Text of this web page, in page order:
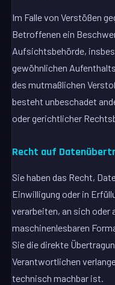
Im Falle von Verstößen
Betroffenen ein
Aufsichtsbehörde,
gewöhnlichen
des mutmaßlichen
besteht unbeschadet
oder gerichtlicher
Recht auf
Sie haben das Recht,
Einwilligung oder in
verarbeiten, an sich oder
maschinenlesbaren
Sie die direkte
Verantwortlichen
technisch machbar ist.